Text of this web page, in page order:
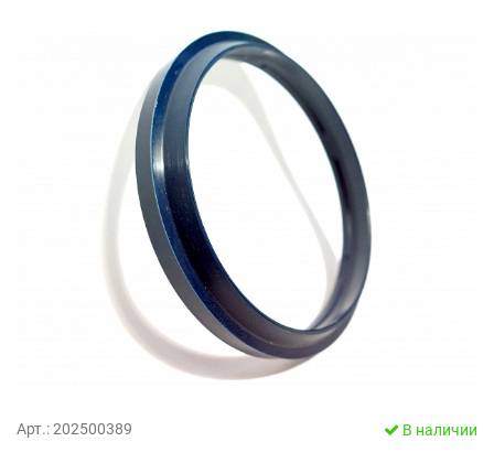
Арт.: 202500389 В наличии